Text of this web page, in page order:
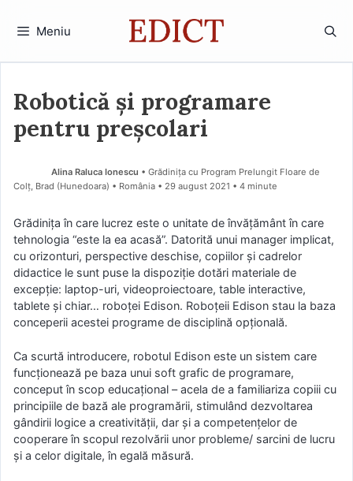
Meniu
Robotică și programare
pentru preșcolari
Alina Raluca Ionescu • Grădinița cu Program Prelungit Floare de
Colț, Brad (Hunedoara) • România
29 august 2021 • 4 minute
Grădiniţa în care lucrez este o unitate de învățământ în care
tehnologia “este la ea acasă”. Datorită unui manager implicat,
cu orizonturi, perspective deschise, copiilor şi cadrelor
didactice le sunt puse la dispoziţie dotări materiale de
excepţie: laptop-uri, videoproiectoare, table interactive,
tablete şi chiar… roboţei Edison. Roboţeii Edison stau la baza
conceperii acestei programe de disciplină opţională.
Ca scurtă introducere, robotul Edison este un sistem care
funcţionează pe baza unui soft grafic de programare,
conceput în scop educaţional – acela de a familiariza copiii cu
principiile de bază ale programării, stimulând dezvoltarea
gândirii logice a creativităţii, dar şi a competenţelor de
cooperare în scopul rezolvării unor probleme/ sarcini de lucru
şi a celor digitale, în egală măsură.